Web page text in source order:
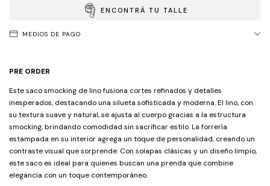
ENCONTRÁ TU TALLE
MEDIOS DE PAGO
PRE ORDER
Este saco smocking de lino fusiona cortes refinados y detalles
inesperados, destacando una silueta sofisticada y moderna. El lino, con
su textura suave y natural, se ajusta al cuerpo gracias a la estructura
smocking, brindando comodidad sin sacrificar estilo. La forrería
estampada en su interior agrega un toque de personalidad, creando un
contraste visual que sorprende. Con solapas clásicas y un diseño limpio,
este saco es ideal para quienes buscan una prenda que combine
elegancia con un toque contemporáneo.